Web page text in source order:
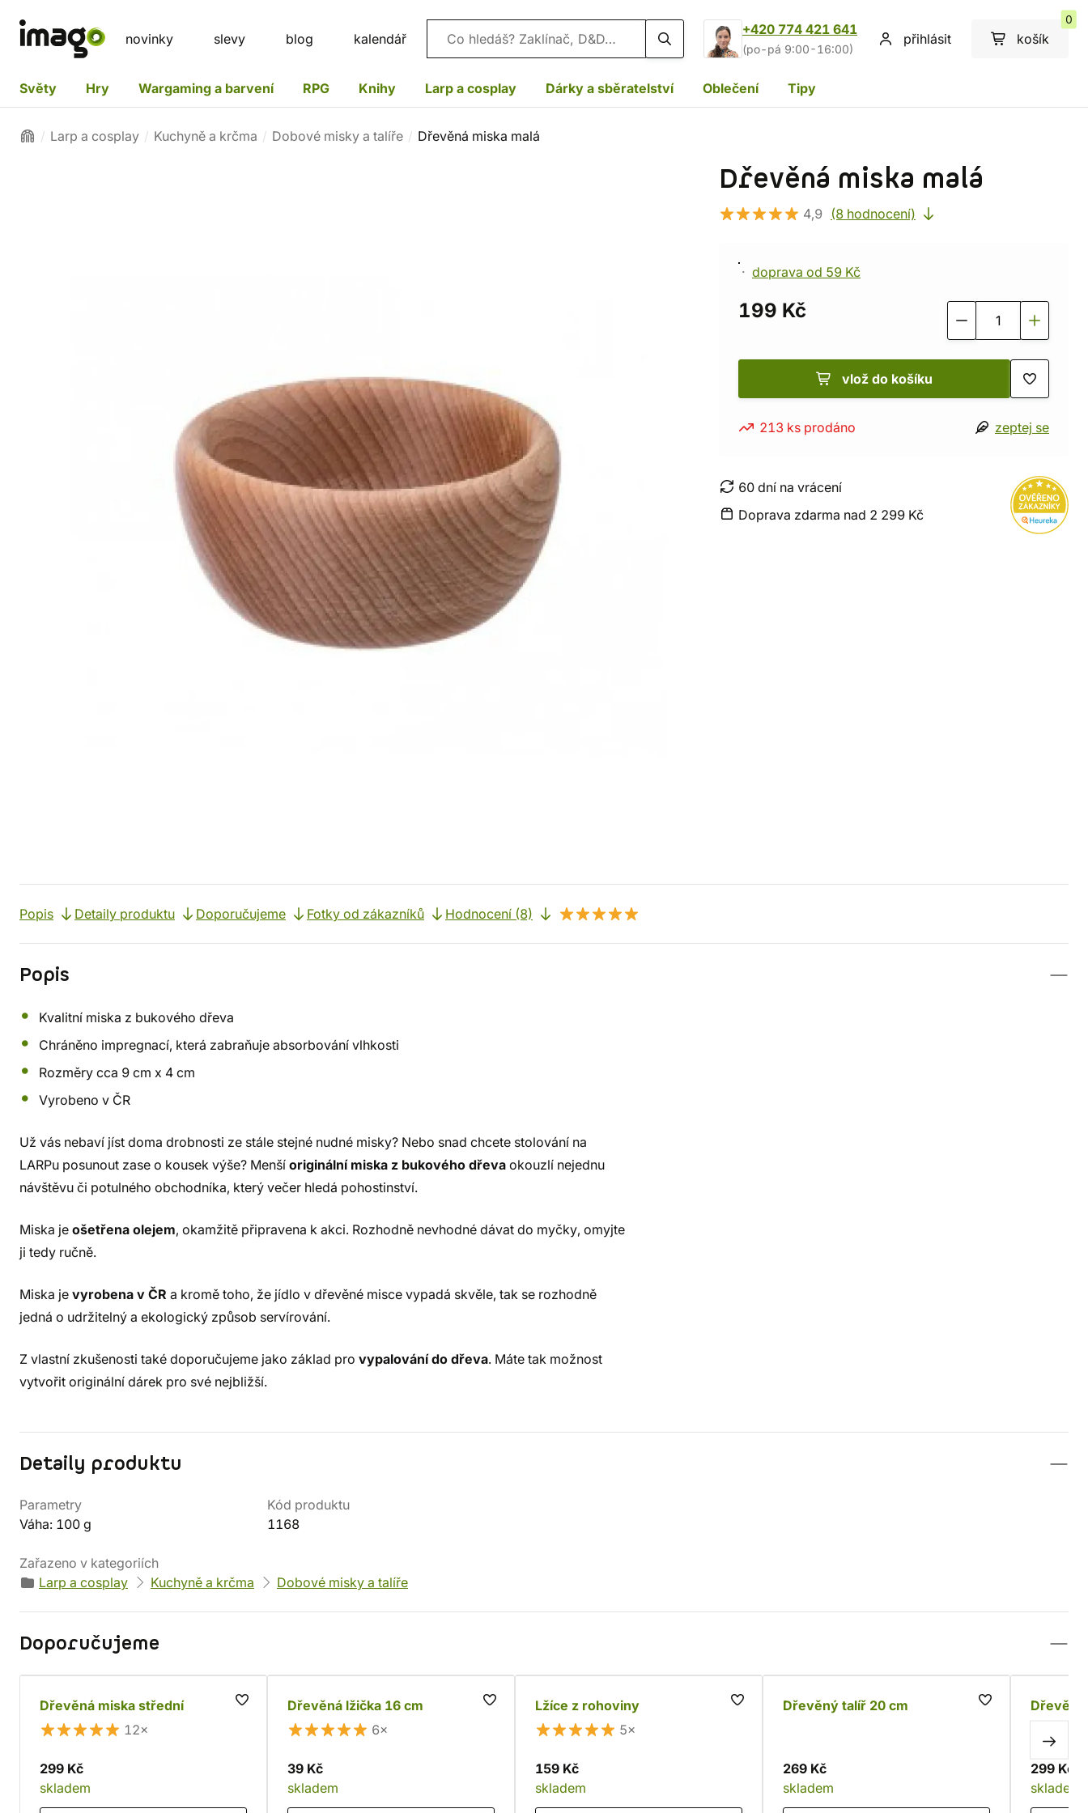
novinky slevy blog kalendář Vyhledávání
+420 774 421 641
(po-pá 9:00-16:00)
přihlásit košík
0
Světy Hry Wargaming a barvení RPG Knihy Larp a cosplay Dárky a sběratelství Oblečení Tipy
Larp a cosplay Kuchyně a krčma Dobové misky a talíře Dřevěná miska malá
Dřevěná miska malá
4,9 (8 hodnocení)
doprava od 59 Kč
199 Kč
vlož do košíku
213 ks prodáno zeptej se
60 dní na vrácení
Doprava zdarma nad 2 299 Kč
Popis Detaily produktu Doporučujeme Fotky od zákazníků Hodnocení (8)
Popis
Kvalitní miska z bukového dřeva
Chráněno impregnací, která zabraňuje absorbování vlhkosti
Rozměry cca 9 cm x 4 cm
Vyrobeno v ČR
Už vás nebaví jíst doma drobnosti ze stále stejné nudné misky? Nebo snad chcete stolování na
LARPu posunout zase o kousek výše? Menší originální miska z bukového dřeva okouzlí nejednu
návštěvu či potulného obchodníka, který večer hledá pohostinství.
Miska je ošetřena olejem, okamžitě připravena k akci. Rozhodně nevhodné dávat do myčky, omyjte
ji tedy ručně.
Miska je vyrobena v ČR a kromě toho, že jídlo v dřevěné misce vypadá skvěle, tak se rozhodně
jedná o udržitelný a ekologický způsob servírování.
Z vlastní zkušenosti také doporučujeme jako základ pro vypalování do dřeva. Máte tak možnost
vytvořit originální dárek pro své nejbližší.
Detaily produktu
Parametry
Váha: 100 g
Kód produktu
1168
Zařazeno v kategoriích
Larp a cosplay
Kuchyně a krčma Dobové misky a talíře
Doporučujeme
Dřevěná miska střední
12×
299 Kč
skladem
Dřevěná lžička 16 cm
6×
39 Kč
skladem
Lžíce z rohoviny
5×
159 Kč
skladem
Dřevěný talíř 20 cm
269 Kč
skladem
299 Kč
skladem